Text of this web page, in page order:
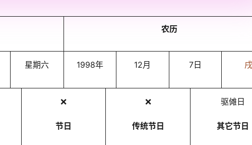
星期六
农历
1998年 12月 7日 戌
❌
节日
❌
传统节日
驱傩日
其它节日